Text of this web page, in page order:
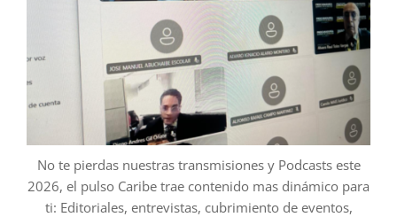
No te pierdas nuestras transmisiones y Podcasts este
2026, el pulso Caribe trae contenido mas dinámico para
ti: Editoriales, entrevistas, cubrimiento de eventos,